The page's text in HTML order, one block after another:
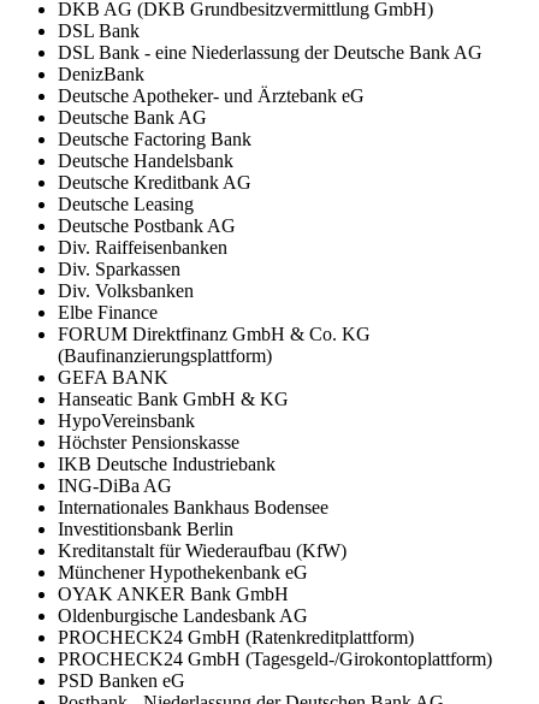
DKB AG (DKB Grundbesitzvermittlung GmbH)
DSL Bank
DSL Bank - eine Niederlassung der Deutsche Bank AG
DenizBank
Deutsche Apotheker- und Ärztebank eG
Deutsche Bank AG
Deutsche Factoring Bank
Deutsche Handelsbank
Deutsche Kreditbank AG
Deutsche Leasing
Deutsche Postbank AG
Div. Raiffeisenbanken
Div. Sparkassen
Div. Volksbanken
Elbe Finance
FORUM Direktfinanz GmbH & Co. KG
(Baufinanzierungsplattform)
GEFA BANK
Hanseatic Bank GmbH & KG
HypoVereinsbank
Höchster Pensionskasse
IKB Deutsche Industriebank
ING-DiBa AG
Internationales Bankhaus Bodensee
Investitionsbank Berlin
Kreditanstalt für Wiederaufbau (KfW)
Münchener Hypothekenbank eG
OYAK ANKER Bank GmbH
Oldenburgische Landesbank AG
PROCHECK24 GmbH (Ratenkreditplattform)
PROCHECK24 GmbH (Tagesgeld-/Girokontoplattform)
PSD Banken eG